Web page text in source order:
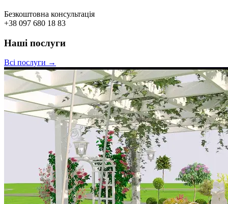
Безкоштовна консультація
+38 097 680 18 83
Наші послуги
Всі послуги →